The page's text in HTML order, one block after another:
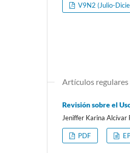
V9N2 (Julio-
Artículos regulares
Revisión sobre el
Jeniffer Karina Alcívar
PDF